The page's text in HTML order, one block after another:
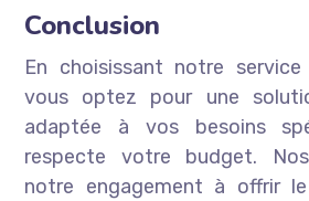
Conclusion
En choisissant notre service
vous optez pour une
adaptée à vos besoins
respecte votre budget.
notre engagement à offrir